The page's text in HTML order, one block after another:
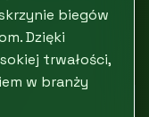
biegów
Dzięki
trwałości,
w branży